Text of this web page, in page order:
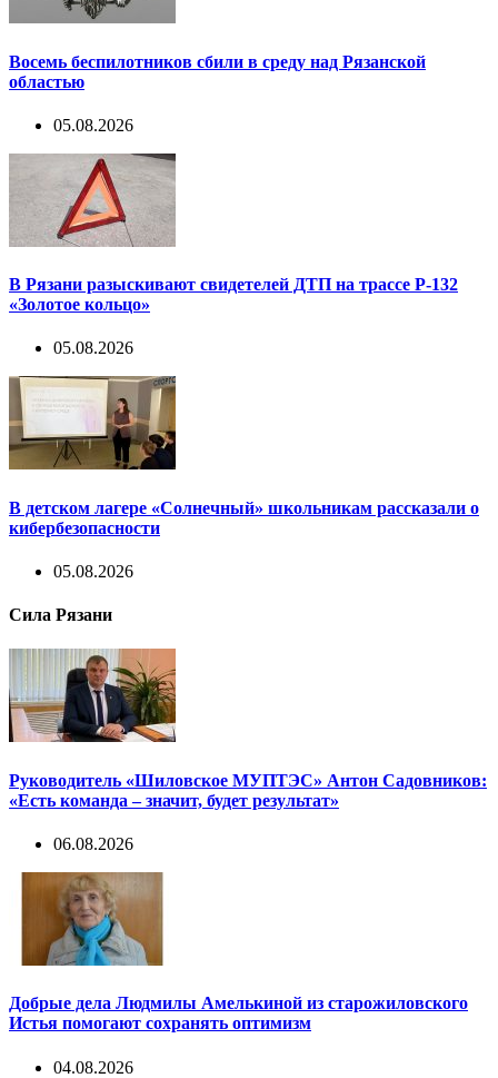
Восемь беспилотников сбили в среду над Рязанской
областью
05.08.2026
В Рязани разыскивают свидетелей ДТП на трассе Р-132
«Золотое кольцо»
05.08.2026
В детском лагере «Солнечный» школьникам рассказали о
кибербезопасности
05.08.2026
Сила Рязани
Руководитель «Шиловское МУПТЭС» Антон Садовников:
«Есть команда – значит, будет результат»
06.08.2026
Добрые дела Людмилы Амелькиной из старожиловского
Истья помогают сохранять оптимизм
04.08.2026